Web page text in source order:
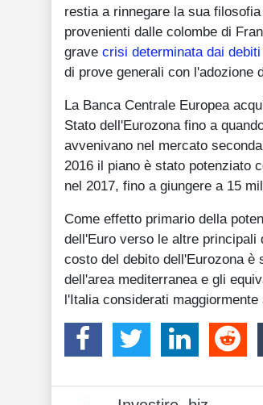
restia a rinnegare la sua
provenienti dalle colombe di
grave crisi determinata dai
di prove generali con l'adozione
La Banca Centrale Europea
Stato dell'Eurozona fino a
avvenivano nel mercato
2016 il piano è stato potenziato
nel 2017, fino a giungere a 15
Come effetto primario della
dell'Euro verso le altre
costo del debito dell'Eurozona
dell'area mediterranea e gli
l'Italia considerati maggiormente